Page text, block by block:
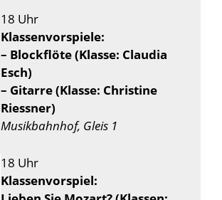
18 Uhr
Klassenvorspiele:
– Blockflöte (Klasse: Claudia
Esch)
– Gitarre (Klasse: Christine
Riessner)
Musikbahnhof, Gleis 1
18 Uhr
Klassenvorspiel: